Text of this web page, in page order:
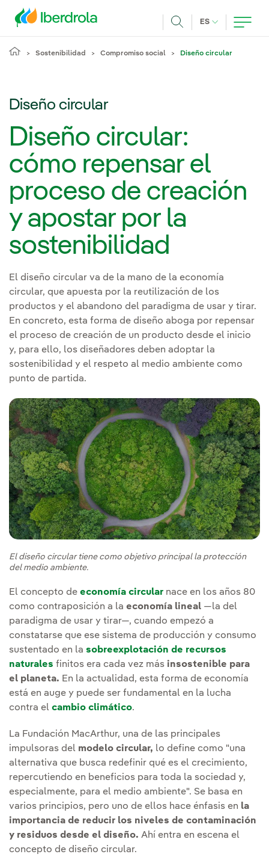
ES IDIOMA
Sostenibilidad Compromiso social Diseño circular
Diseño circular
Diseño circular:
cómo repensar el
proceso de creación
y apostar por la
sostenibilidad
El diseño circular va de la mano de la economía
circular, que apuesta por la reutilización de los
productos y el abandono del paradigma de usar y tirar.
En concreto, esta forma de diseño aboga por repensar
el proceso de creación de un producto desde el inicio
y, para ello, los diseñadores deben adoptar la
sostenibilidad y el respeto al medio ambiente como
punto de partida.
El diseño circular tiene como objetivo principal la protección
del medio ambiente.
El concepto de economía circular nace en los años 80
como contraposición a la economía lineal —la del
paradigma de usar y tirar—, cuando empezó a
constatarse que ese sistema de producción y consumo
sustentado en la sobreexplotación de recursos
naturales finitos era cada vez más insostenible para
el planeta. En la actualidad, esta forma de economía
está en auge y puede ser fundamental en la lucha
contra el cambio climático.
La Fundación MacArthur, una de las principales
impulsoras del modelo circular, lo define como "una
alternativa que busca redefinir qué es el crecimiento,
repercutiendo en beneficios para toda la sociedad y,
especialmente, para el medio ambiente". Se basa en
varios principios, pero uno de ellos hace énfasis en la
importancia de reducir los niveles de contaminación
y residuos desde el diseño. Ahí entra en escena el
concepto de diseño circular.